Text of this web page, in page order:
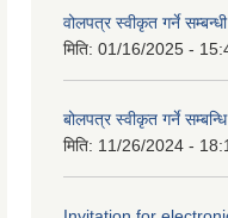
वोलपत्र स्वीकृत गर्ने
मिति: 01/16/2025 -
बोलपत्र स्वीकृत गर्ने
मिति: 11/26/2024 -